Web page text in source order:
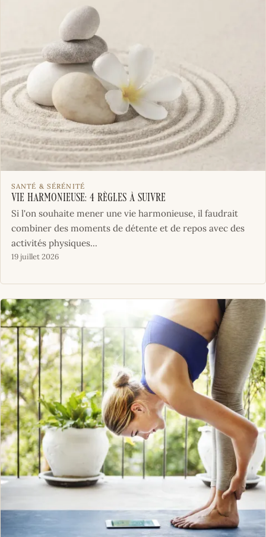
SANTÉ & SÉRÉNITÉ
Vie harmonieuse: 4 règles à suivre
Si l'on souhaite mener une vie harmonieuse, il faudrait
combiner des moments de détente et de repos avec des
activités physiques...
19 juillet 2026